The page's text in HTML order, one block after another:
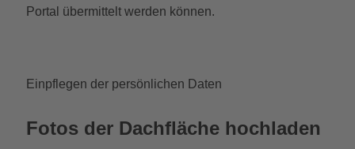
Portal übermittelt werden können.
Einpflegen der persönlichen Daten
Fotos der Dachfläche hochladen